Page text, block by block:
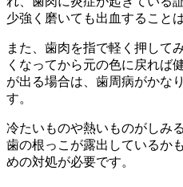
少強く磨いても出血すること
また、歯肉を指で軽く押して
くなってから元の色に戻れば
が出る場合は、歯周病がかな
す。
冷たいものや熱いものがしみ
歯の根っこが露出しているか
めの対処が必要です。